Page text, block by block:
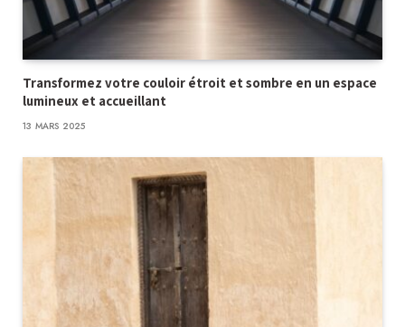
Transformez votre couloir étroit et sombre en un espace
lumineux et accueillant
13 MARS 2025